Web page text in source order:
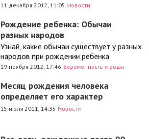
11 декабря 2012, 11:05 Новости
Рождение ребенка: Обычаи
разных народов
Узнай, какие обычаи существует у разных
народов при рождении ребенка
19 ноября 2012, 17:46 Беременность и роды
Месяц рождения человека
определяет его характер
15 июля 2011, 14:35 Новости